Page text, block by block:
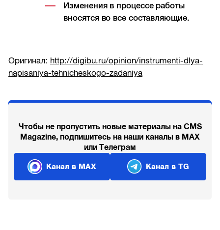
Изменения в процессе работы
вносятся во все составляющие.
Оригинал: http://digibu.ru/opinion/instrumenti-dlya-
napisaniya-tehnicheskogo-zadaniya
Чтобы не пропустить новые материалы на CMS
Magazine, подпишитесь на наши каналы в MAX
или Телеграм
Канал в MAX Канал в TG